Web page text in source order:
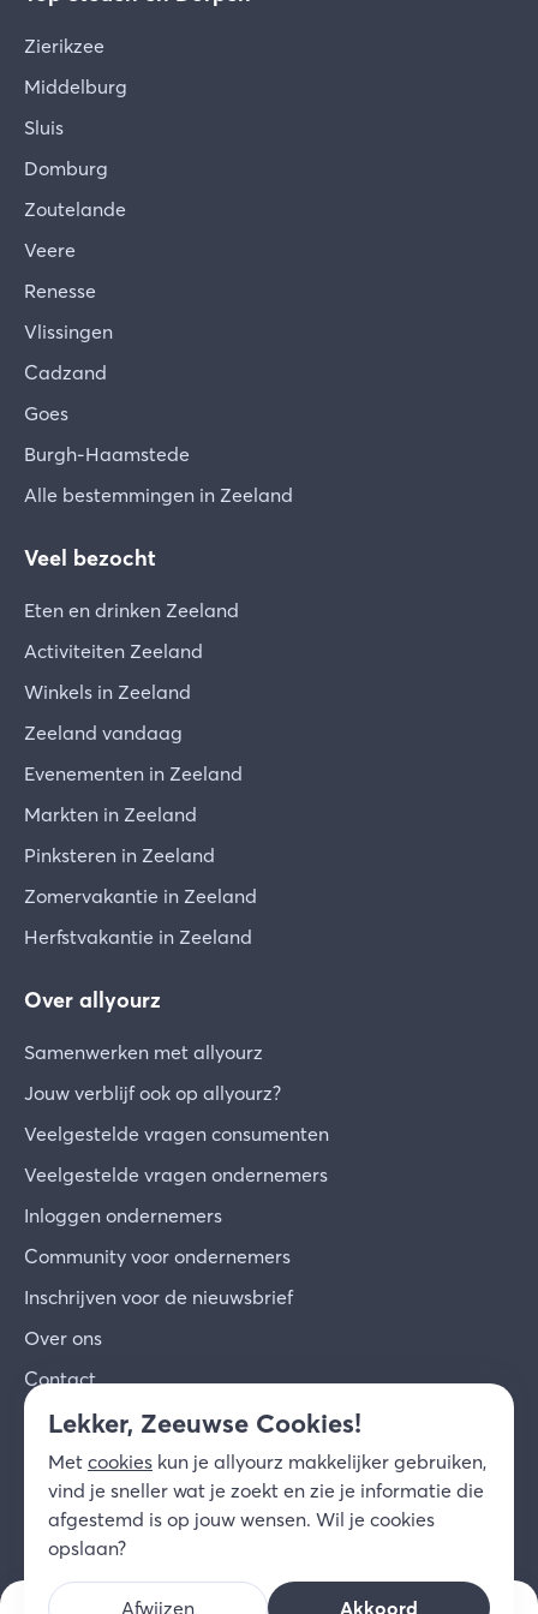
annuleringsdata van toepassing.
Zierikzee
Middelburg
Sluis
Domburg
Zoutelande
Veere
Renesse
Vlissingen
Cadzand
Goes
Burgh-Haamstede
Alle bestemmingen in Zeeland
Veel bezocht
Eten en drinken Zeeland
Activiteiten Zeeland
Winkels in Zeeland
Zeeland vandaag
Evenementen in Zeeland
Markten in Zeeland
Pinksteren in Zeeland
Zomervakantie in Zeeland
Herfstvakantie in Zeeland
Over allyourz
Samenwerken met allyourz
Jouw verblijf ook op allyourz?
Veelgestelde vragen consumenten
Veelgestelde vragen ondernemers
Inloggen ondernemers
Community voor ondernemers
Inschrijven voor de nieuwsbrief
Over ons
Contact
© 2026 allyourz b.v.
Privacy
Cookies Disclaimer
Lekker, Zeeuwse Cookies!
Met cookies kun je allyourz makkelijker gebruiken,
vind je sneller wat je zoekt en zie je informatie die
afgestemd is op jouw wensen. Wil je cookies
opslaan?
Afwijzen Akkoord